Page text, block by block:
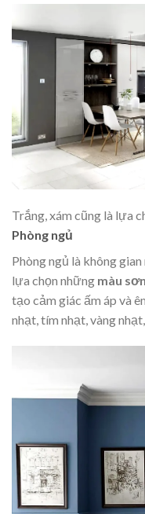
Trắng, xám cũng là lựa
Phòng ngủ
Phòng ngủ là không
lựa chọn những màu
tạo cảm giác ấm áp và
nhạt, tím nhạt, vàng